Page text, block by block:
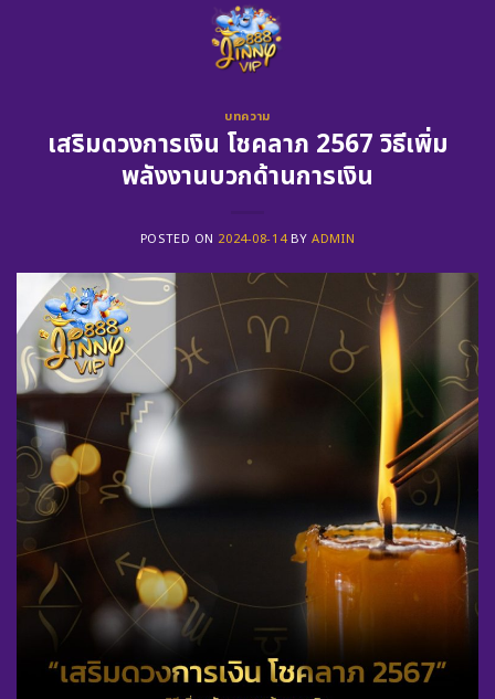
บทความ
เสริมดวงการเงิน โชคลาภ 2567 วิธีเพิ่ม
พลังงานบวกด้านการเงิน
POSTED ON 2024-08-14BYADMIN